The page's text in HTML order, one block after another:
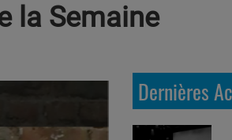
la Semaine
Dernières